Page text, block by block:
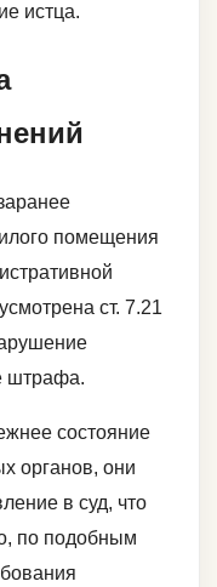
истца.
помещения
ст. 7.21
штрафа.
состояние
органов, они
в суд, что
по подобным